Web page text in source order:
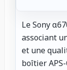
Le Sony
associant
et une
boîtier